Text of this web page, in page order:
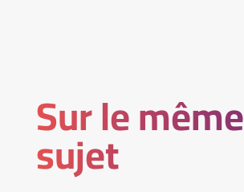
Sur le même
sujet